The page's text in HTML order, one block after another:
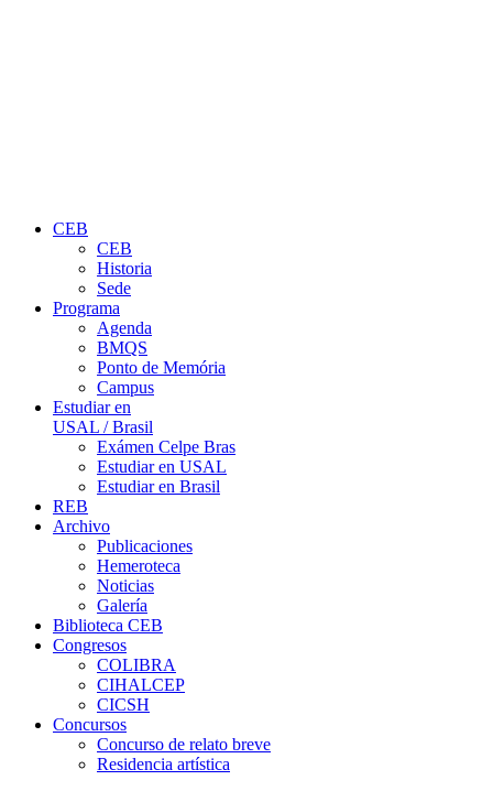
CEB
CEB
Historia
Sede
Programa
Agenda
BMQS
Ponto de Memória
Campus
Estudiar en
USAL / Brasil
Exámen Celpe Bras
Estudiar en USAL
Estudiar en Brasil
REB
Archivo
Publicaciones
Hemeroteca
Noticias
Galería
Biblioteca CEB
Congresos
COLIBRA
CIHALCEP
CICSH
Concursos
Concurso de relato breve
Residencia artística